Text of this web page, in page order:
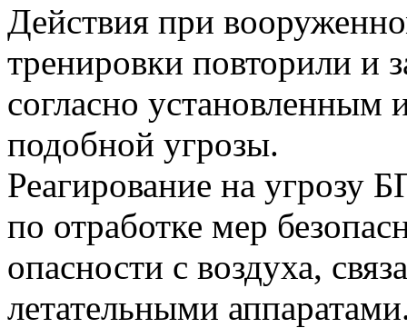
Действия при
тренировки повторили и
согласно установленным
подобной угрозы.
Реагирование на угрозу
по отработке мер
опасности с воздуха,
летательными